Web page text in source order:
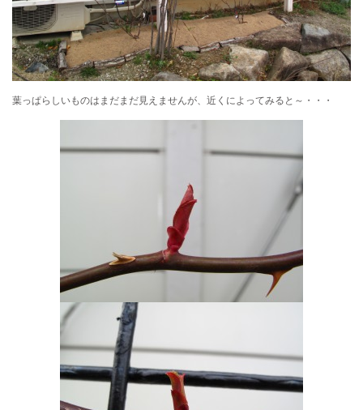
葉っぱらしいものはまだまだ見えませんが、近くによってみると～・・・